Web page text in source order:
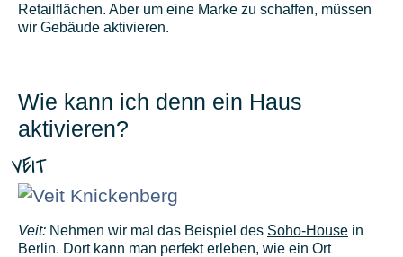
Retailflächen. Aber um eine Marke zu schaffen, müssen
wir Gebäude aktivieren.
Wie kann ich denn ein Haus
aktivieren?
VEIT
Veit: Nehmen wir mal das Beispiel des Soho-House in
Berlin. Dort kann man perfekt erleben, wie ein Ort